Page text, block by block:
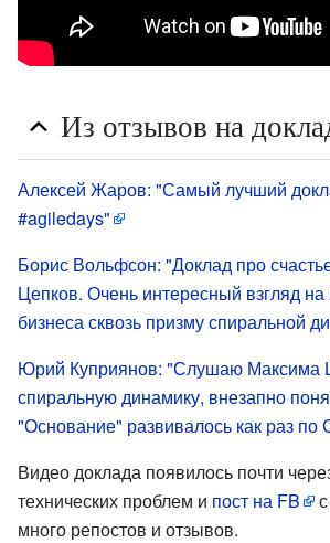
Из отзывов на
Алексей Жаров: "Самый лучший
‪#‎agiledays‬"
Борис Вольфсон: "Доклад про
Цепков. Очень интересный взгляд на
бизнеса сквозь призму спиральной
Юрий Куприянов: "Слушаю Максима
спиральную динамику, внезапно
"Основание" развивалось как раз по
Видео доклада появилось почти
технических проблем и пост на FB
много репостов и отзывов.